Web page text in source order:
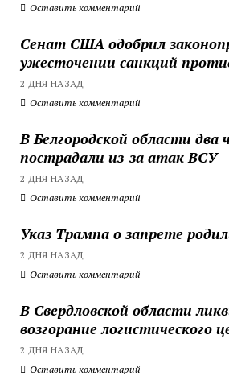
Оставить комментарий
Сенат США одобрил
ужесточении санкций
2 ДНЯ НАЗАД
Оставить комментарий
В Белгородской области два
пострадали из-за атак ВСУ
2 ДНЯ НАЗАД
Оставить комментарий
Указ Трампа о запрете
2 ДНЯ НАЗАД
Оставить комментарий
В Свердловской области
возгорание логистического
2 ДНЯ НАЗАД
Оставить комментарий